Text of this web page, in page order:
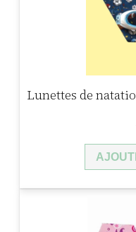
Lunettes de